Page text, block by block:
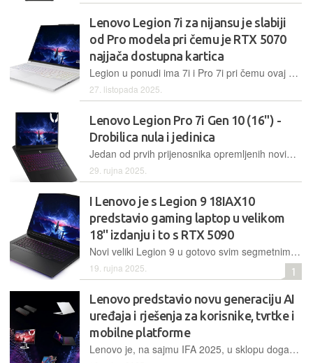
Lenovo Legion 7i za nijansu je slabiji
od Pro modela pri čemu je RTX 5070
najjača dostupna kartica
Legion u ponudi ima 7i i Pro 7i pri čemu ovaj model osim manjih dimenzija i blagih razlika u dizajnu donosi i slabije grafičke kartice gdje je najjača dostupna Nvidia RTX 5070. S druge strane, laptop ima napredni OLED ekran i kvalitetno aluminijsko kućište
27. listopada 2025.
Lenovo Legion Pro 7i Gen 10 (16") -
Drobilica nula i jedinica
Jedan od prvih prijenosnika opremljenih novim Nvidijinim grafičkim karticama iz linije GeForce RTX 5000 donosi nenadmašne performanse, ali i cijenu koja ledi krv u žilama
29. rujna 2025.
I Lenovo je s Legion 9 18IAX10
predstavio gaming laptop u velikom
18'' izdanju i to s RTX 5090
Novi veliki Legion 9 u gotovo svim segmetnima ima najjači dostupan hardver za prijenosna računala, a najvažnije komponente su Nvidia RTX 5090 grafička kartica i Intelov Core Ultra 9 275HX procesor. Uz izrazito visoku cijenu dobije se još i bogata opremljenost te ekran visoke rezolucije i 240 Hz
19. rujna 2025. 1
Lenovo predstavio novu generaciju AI
uređaja i rješenja za korisnike, tvrtke i
mobilne platforme
Lenovo je, na sajmu IFA 2025, u sklopu događanja Lenovo Innovation World 2025 i pod sloganom Smarter AI for All, predstavio svoj najnoviji portfelj inovacija pokretanih umjetnom inteligencijom